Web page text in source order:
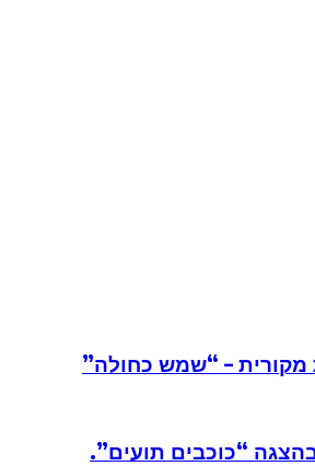
מקורית – “שמש כחולה”
“כוכבים תועים”.